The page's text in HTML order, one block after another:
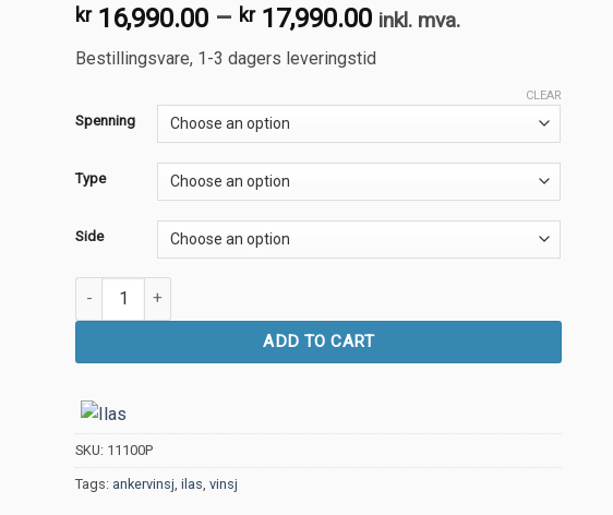
kr16,990.00 – kr17,990.00Price
range:
kr 16,990.00
inkl. mva.
Bestillingsvare, 1-3 dagers leveringstid
Spenning
Type
Side
CLEAR
Ilas inside 1000W Inside quantity
ADD TO CART
SKU: 11100P
Tags: ankervinsj ,ilas ,vinsj